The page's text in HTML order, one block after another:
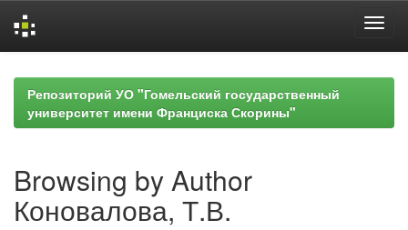
navigationРепозиторий УО "Гомельский государственный
университет имени Франциска Скорины"
Browsing by Author
Коновалова, Т.В.